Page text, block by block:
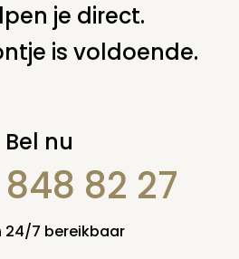
je direct.
is voldoende.
Bel nu
82 27
24/7 bereikbaar